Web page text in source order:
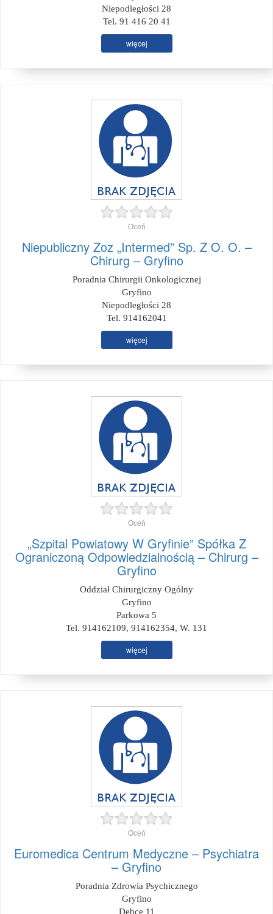
Niepodległości 28
Tel. 91 416 20 41
więcej
Oceń
Niepubliczny Zoz „Intermed” Sp. Z O. O. –
Chirurg – Gryfino
Poradnia Chirurgii Onkologicznej
Gryfino
Niepodległości 28
Tel. 914162041
więcej
Oceń
„Szpital Powiatowy W Gryfinie” Spółka Z
Ograniczoną Odpowiedzialnością – Chirurg –
Gryfino
Oddział Chirurgiczny Ogólny
Gryfino
Parkowa 5
Tel. 914162109, 914162354, W. 131
więcej
Oceń
Euromedica Centrum Medyczne – Psychiatra
– Gryfino
Poradnia Zdrowia Psychicznego
Gryfino
Dębce 11